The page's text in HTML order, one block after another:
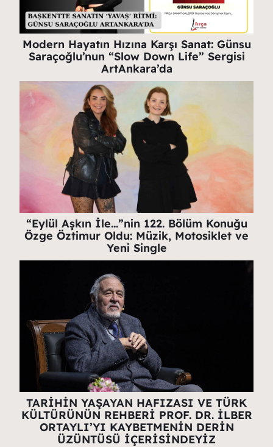
Modern Hayatın Hızına Karşı Sanat: Günsu
Saraçoğlu’nun “Slow Down Life” Sergisi
ArtAnkara’da
“Eylül Aşkın İle…”nin 122. Bölüm Konuğu
Özge Öztimur Oldu: Müzik, Motosiklet ve
Yeni Single
TARİHİN YAŞAYAN HAFIZASI VE TÜRK
KÜLTÜRÜNÜN REHBERİ PROF. DR. İLBER
ORTAYLI’YI KAYBETMENİN DERİN
ÜZÜNTÜSÜ İÇERİSİNDEYİZ